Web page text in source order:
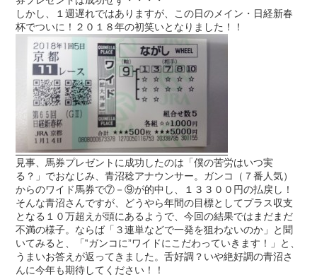
しかし、１週遅れではありますが、この日のメイン・日経新春
杯でついに！２０１８年の初笑いとなりました！！
見事、馬券プレゼントに成功したのは「僕の苦労はいつ実
る？」でおなじみ、青沼稔アナウンサー。ガンコ（７番人気）
からのワイド馬券で⑦－⑨が的中し、１３３００円の払戻し！
そんな青沼さんですが、どうやら年間の目標としてプラス収支
となる１０万超えが頭にあるようで、今回の結果ではまだまだ
不満の様子。ならば「３連単などで一発を狙わないのか」と聞
いてみると、「‟ガンコに”ワイドにこだわっていきます！」と、
うまいお答えが返ってきました。舌好調？いや絶好調の青沼さ
んに今年も期待してください！！